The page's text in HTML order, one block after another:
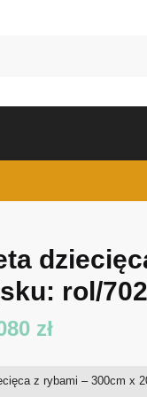
rol/
złZakres
z rybami – 300cm x